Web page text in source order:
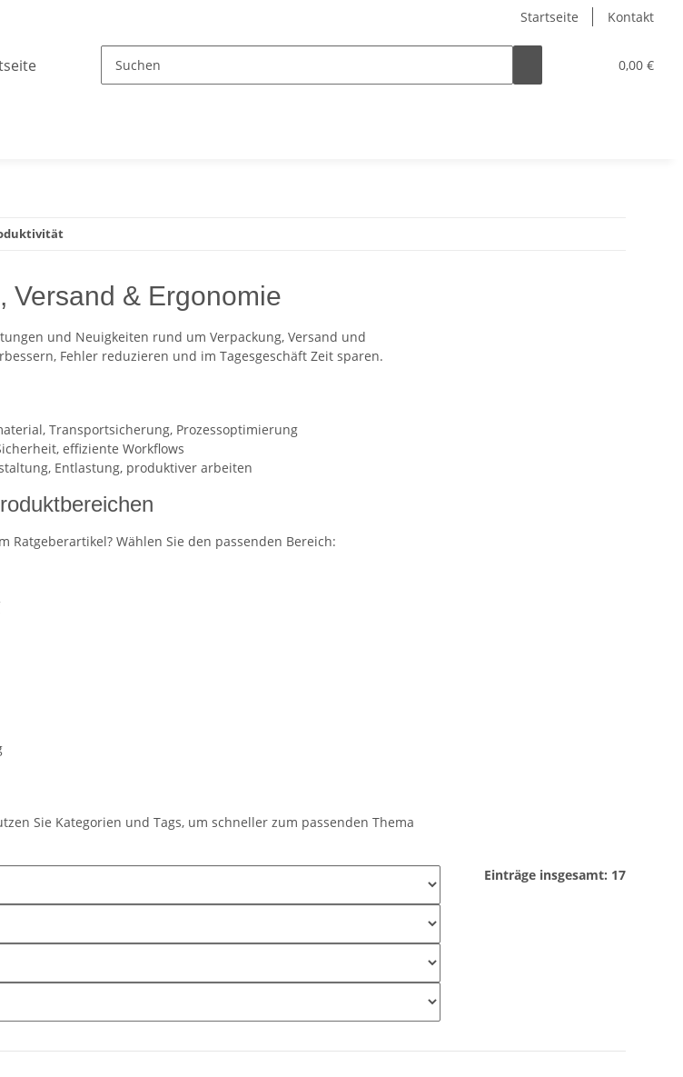
Startseite Kontakt
0,00 €
Versand & Ergonomie
und Neuigkeiten rund um Verpackung, Versand und
Fehler reduzieren und im Tagesgeschäft Zeit sparen.
Transportsicherung, Prozessoptimierung
effiziente Workflows
Entlastung, produktiver arbeiten
Ratgeberartikel? Wählen Sie den passenden Bereich:
Sie Kategorien und Tags, um schneller zum passenden Thema
Einträge insgesamt: 17